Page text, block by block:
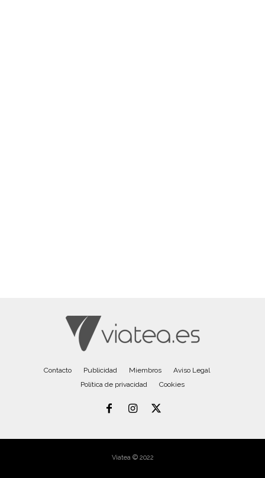
Contacto Publicidad Miembros
Aviso Legal
Política de privacidad
Cookies
Viatea © 2022